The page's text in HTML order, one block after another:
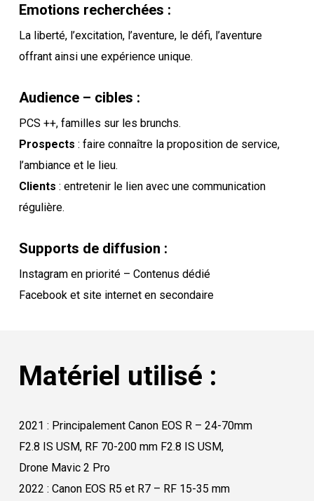
Emotions recherchées :
La liberté, l’excitation, l’aventure, le défi, l’aventure
offrant ainsi une expérience unique.
Audience – cibles :
PCS ++, familles sur les brunchs.
Prospects : faire connaître la proposition de service,
l’ambiance et le lieu.
Clients : entretenir le lien avec une communication
régulière.
Supports de diffusion :
Instagram en priorité – Contenus dédié
Facebook et site internet en secondaire
Matériel utilisé :
2021 : Principalement Canon EOS R – 24-70mm
F2.8 IS USM, RF 70-200 mm F2.8 IS USM,
Drone Mavic 2 Pro
2022 : Canon EOS R5 et R7 – RF 15-35 mm